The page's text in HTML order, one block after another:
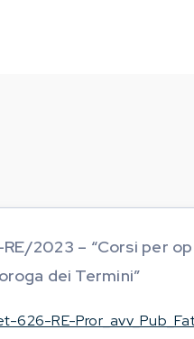
2023 – “Corsi per
dei Termini”
626-RE-